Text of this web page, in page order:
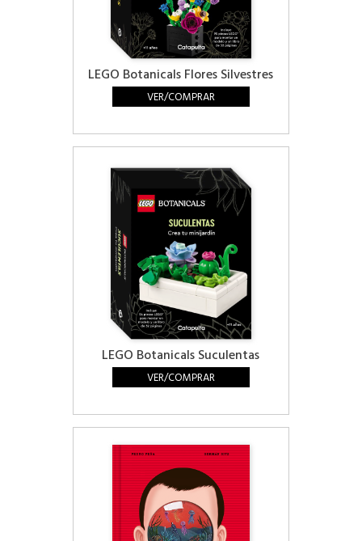
LEGO Botanicals Flores Silvestres
VER/COMPRAR
LEGO Botanicals Suculentas
VER/COMPRAR